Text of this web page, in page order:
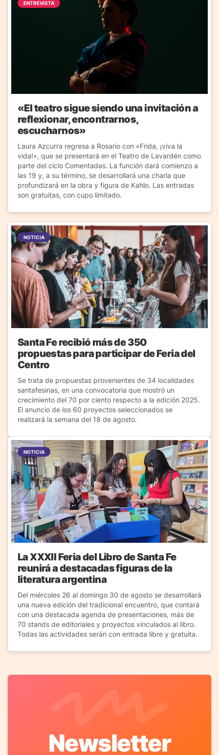
ENTREVISTA
«El teatro sigue siendo una invitación a
reflexionar, encontrarnos,
escucharnos»
Laura Azcurra regresa a Rosario con «Frida, ¡viva la
vida!», que se presentará en el Teatro de Lavardén como
parte del ciclo Comentadas. La función dará comienzo a
las 19 y, a su término, se desarrollará una charla que
profundizará en la obra y figura de Kahlo. Las entradas
son gratuitas, con cupo limitado.
NOTICIA
Santa Fe recibió más de 350
propuestas para participar de Feria del
Centro
Se trata de propuestas provenientes de 34 localidades
santafesinas, en una convocatoria que mostró un
crecimiento del 70 por ciento respecto a la edición 2025.
El anuncio de los 60 proyectos seleccionados se
realizará la semana del 18 de agosto.
NOTICIA
La XXXII Feria del Libro de Santa Fe
reunirá a destacadas figuras de la
literatura argentina
Del miércoles 26 al domingo 30 de agosto se desarrollará
una nueva edición del tradicional encuentro, que contará
con una destacada agenda de presentaciones, más de
70 stands de editoriales y proyectos vinculados al libro.
Todas las actividades serán con entrada libre y gratuita.
Newsletter